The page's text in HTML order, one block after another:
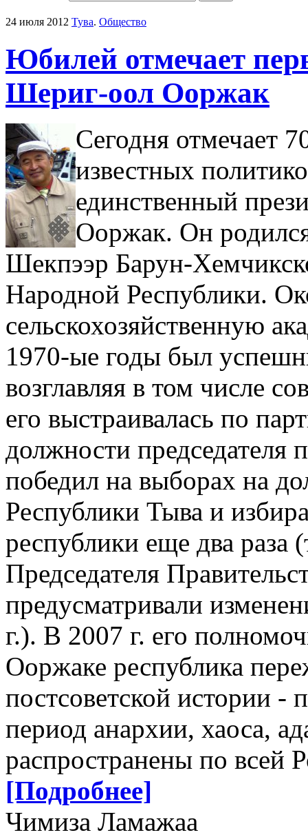
24 июля 2012 Тува. Общество
Юбилей отмечает
Шериг-оол Ооржак
Сегодня отмечает
известных
единственный
Ооржак. Он
Шекпээр Барун-
Народной Республики.
сельскохозяйственную
1970-ые годы был
возглавляя в том числе
его выстраивалась по
должности председателя
победил на выборах на
Республики Тыва и
республики еще два раза
Председателя
предусматривали
г.). В 2007 г. его
Ооржаке республика
постсоветской истории
период анархии, хаоса,
распространены по всей
[Подробнее]
Чимиза Ламажаа